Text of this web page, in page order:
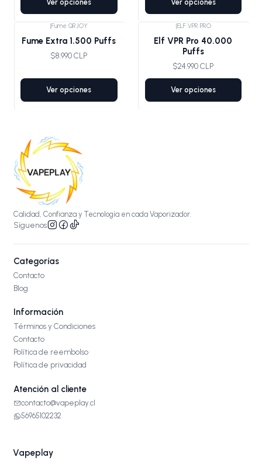
Ver opciones Ver opciones
Fume QRJOY
Fume Extra 1.500 Puffs
$8.990 CLP
Ver opciones
ELF VPR PRO
Elf VPR Pro 40.000
Puffs
$24.990 CLP
Ver opciones
Calidad, Confianza y Tecnología en cada Vaporizador.
Síguenos
Categorías
Contacto
Blog
Información
Términos y Condiciones
Contacto
Política de reembolso
Política de privacidad
Atención al cliente
contacto@vapeplay.cl
56965102232
Vapeplay